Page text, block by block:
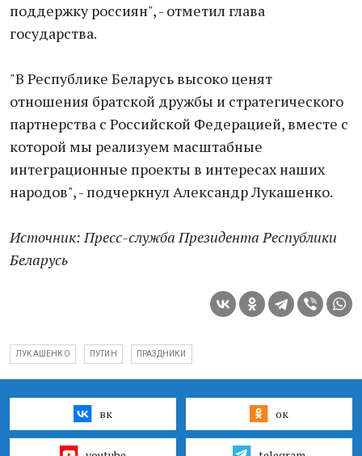
поддержку россиян", - отметил глава
государства.
"В Республике Беларусь высоко ценят
отношения братской дружбы и стратегического
партнерства с Российской Федерацией, вместе с
которой мы реализуем масштабные
интеграционные проекты в интересах наших
народов", - подчеркнул Александр Лукашенко.
Источник: Пресс-служба Президента Республики
Беларусь
ЛУКАШЕНКО ПУТИН ПРАЗДНИКИ
вк ок